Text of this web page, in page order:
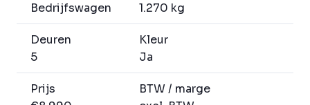
Bedrijfswagen
1.270 kg
Deuren
5
Kleur
Ja
Prijs
BTW / marge